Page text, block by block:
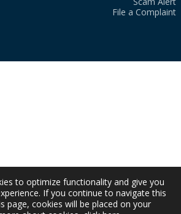
File a Complaint
to optimize functionality and give you
If you continue to navigate this
page, cookies will be placed on your